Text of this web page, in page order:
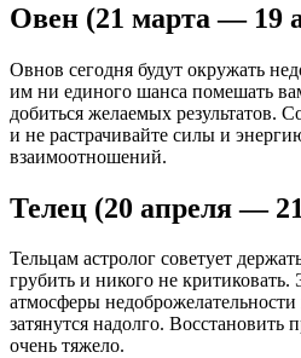
Овен (21 марта — 19
Овнов сегодня будут окружать
им ни единого шанса помешать
добиться желаемых результатов.
и не растрачивайте силы и
взаимоотношений.
Телец (20 апреля —
Тельцам астролог советует
грубить и никого не
атмосферы
затянутся надолго.
очень тяжело.